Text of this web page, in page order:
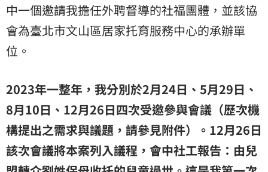
中一個邀請我擔任外聘督導的社福團體，並該協
會為臺北市文山區居家托育服務中心的承辦單
位。
2023年一整年，我分別於2月24日、5月29日、
8月10日、12月26日四次受邀參與會議（歷次機
構提出之需求與議題，請參見附件）。12月26日
該次會議將本案列入議程，會中社工報告：由兒